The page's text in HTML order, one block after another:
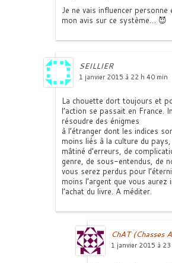
Je ne vais influencer personne
mon avis sur ce système… 😈
SEILLIER
1 janvier 2015 à 22 h 40 min
La chouette dort toujours et
l’action se passait en France.
résoudre des énigmes
à l’étranger dont les indices
moins liés à la culture du
mâtiné d’erreurs, de
genre, de sous-entendus, de
vous serez perdus pour
moins l’argent que vous aurez
l’achat du livre. A méditer.
ChAT (Chasses
1 janvier 2015 à